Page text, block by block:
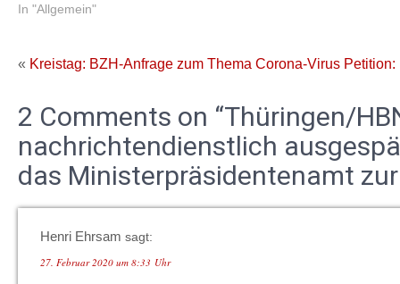
In "Allgemein"
« Kreistag: BZH-Anfrage zum Thema Corona-Virus
2 Comments on “Thüringen/
nachrichtendienstlich
das Ministerpräsidentenamt
Henri Ehrsam sagt:
27. Februar 2020 um 8:33 Uhr